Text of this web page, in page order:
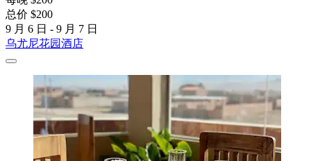
总价 $200
9 月 6 日 - 9 月 7 日
乌尤尼花园酒店